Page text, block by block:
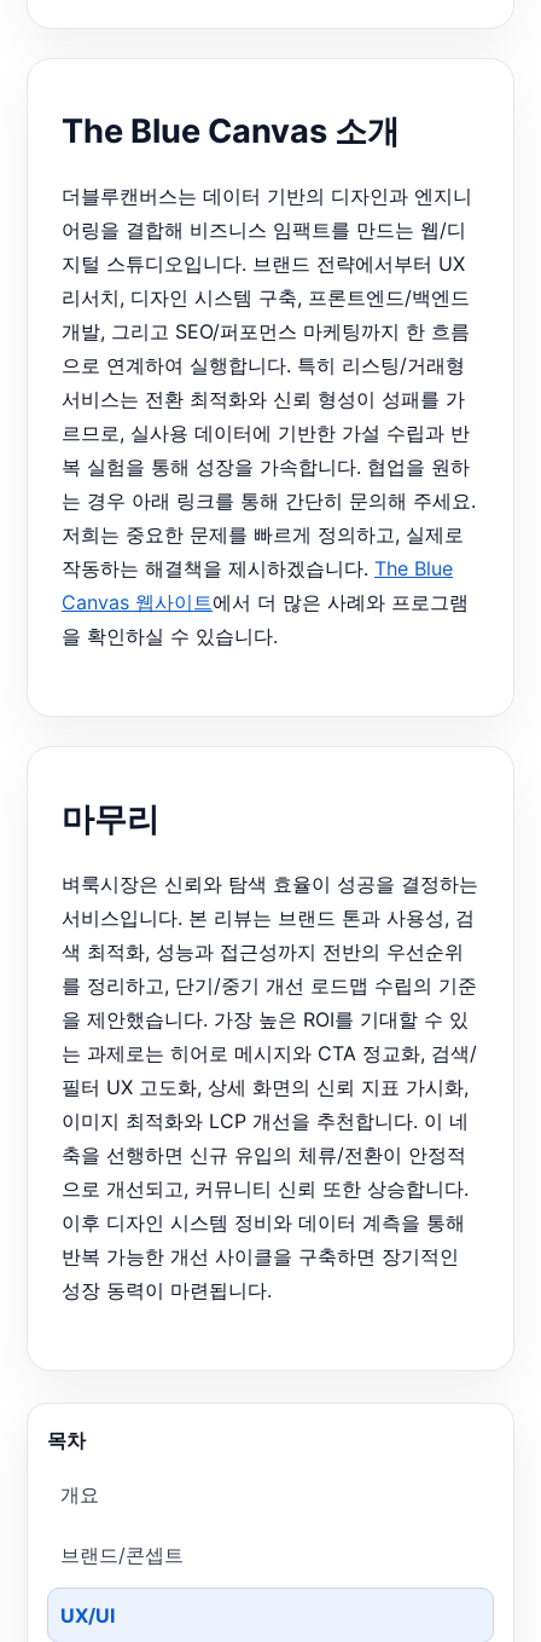
The Blue Canvas 소개
더블루캔버스는 데이터 기반의 디자인과 엔지니
어링을 결합해 비즈니스 임팩트를 만드는 웹/디
지털 스튜디오입니다. 브랜드 전략에서부터 UX
리서치, 디자인 시스템 구축, 프론트엔드/백엔드
개발, 그리고 SEO/퍼포먼스 마케팅까지 한 흐름
으로 연계하여 실행합니다. 특히 리스팅/거래형
서비스는 전환 최적화와 신뢰 형성이 성패를 가
르므로, 실사용 데이터에 기반한 가설 수립과 반
복 실험을 통해 성장을 가속합니다. 협업을 원하
는 경우 아래 링크를 통해 간단히 문의해 주세요.
저희는 중요한 문제를 빠르게 정의하고, 실제로
작동하는 해결책을 제시하겠습니다. The Blue
Canvas 웹사이트에서 더 많은 사례와 프로그램
을 확인하실 수 있습니다.
마무리
벼룩시장은 신뢰와 탐색 효율이 성공을 결정하는
서비스입니다. 본 리뷰는 브랜드 톤과 사용성, 검
색 최적화, 성능과 접근성까지 전반의 우선순위
를 정리하고, 단기/중기 개선 로드맵 수립의 기준
을 제안했습니다. 가장 높은 ROI를 기대할 수 있
는 과제로는 히어로 메시지와 CTA 정교화, 검색/
필터 UX 고도화, 상세 화면의 신뢰 지표 가시화,
이미지 최적화와 LCP 개선을 추천합니다. 이 네
축을 선행하면 신규 유입의 체류/전환이 안정적
으로 개선되고, 커뮤니티 신뢰 또한 상승합니다.
이후 디자인 시스템 정비와 데이터 계측을 통해
반복 가능한 개선 사이클을 구축하면 장기적인
성장 동력이 마련됩니다.
목차
개요
브랜드/콘셉트
UX/UI